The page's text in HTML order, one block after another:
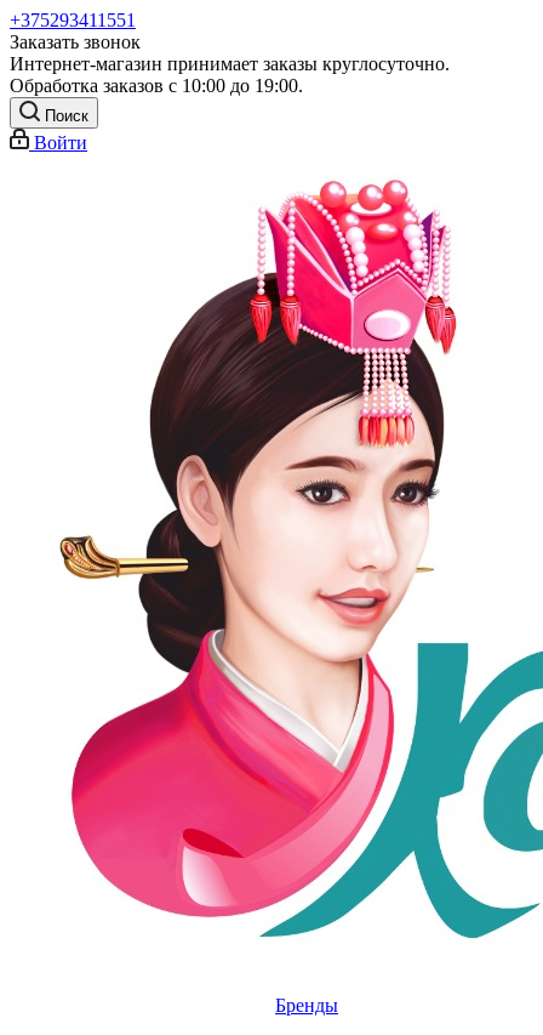
+375293411551
Заказать звонок
Интернет-магазин принимает заказы круглосуточно.
Обработка заказов с 10:00 до 19:00.
Поиск
Войти
Бренды